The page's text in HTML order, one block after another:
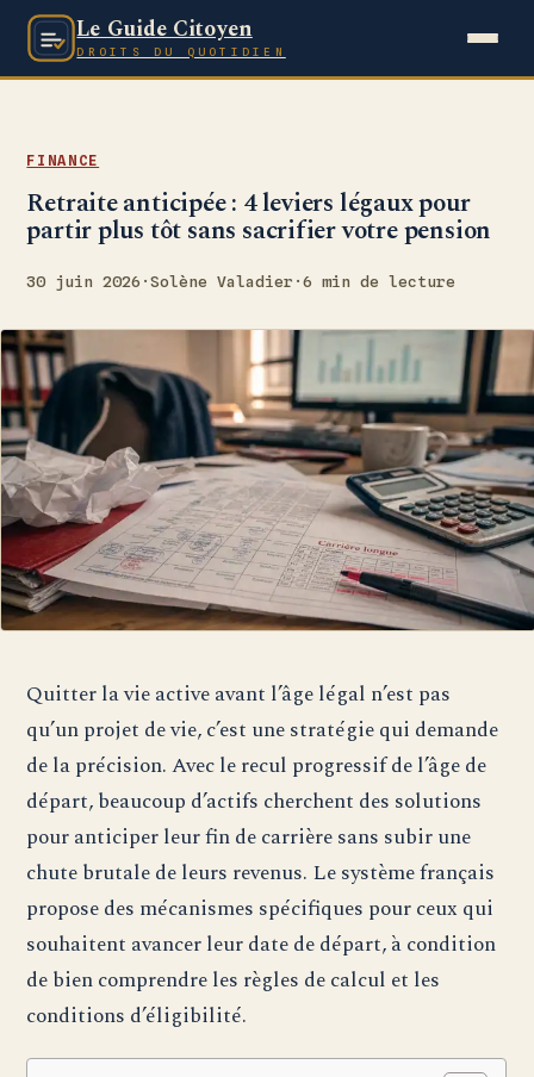
Le Guide Citoyen
DROITS DU QUOTIDIEN
FINANCE
Retraite anticipée : 4 leviers légaux pour
partir plus tôt sans sacrifier votre pension
30 juin 2026 ·Solène Valadier ·6 min de lecture
Quitter la vie active avant l’âge légal n’est pas
qu’un projet de vie, c’est une stratégie qui demande
de la précision. Avec le recul progressif de l’âge de
départ, beaucoup d’actifs cherchent des solutions
pour anticiper leur fin de carrière sans subir une
chute brutale de leurs revenus. Le système français
propose des mécanismes spécifiques pour ceux qui
souhaitent avancer leur date de départ, à condition
de bien comprendre les règles de calcul et les
conditions d’éligibilité.